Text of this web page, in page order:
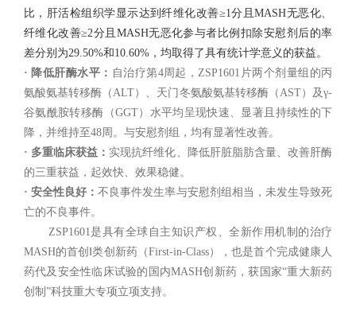
比，肝活检组织学显示达到纤维化改善≥1分且MASH无恶化、
纤维化改善≥2分且MASH无恶化参与者比例扣除安慰剂后的率
差分别为29.50%和10.60%，均取得了具有统计学意义的获益。
· 降低肝酶水平： 自治疗第4周起，ZSP1601片两个剂量组的丙
氨酸氨基转移酶（ALT）、天门冬氨酸氨基转移酶（AST）及γ-
谷氨酰胺转移酶（GGT）水平均呈现快速、显著且持续性的下
降，并维持至48周。与安慰剂组，均有显著性改善。
· 多重临床获益： 实现抗纤维化、降低肝脏脂肪含量、改善肝酶
的三重获益，起效快、效果稳健。
· 安全性良好：不良事件发生率与安慰剂组相当，未发生导致死
亡的不良事件。
ZSP1601是具有全球自主知识产权、全新作用机制的治疗
MASH的首创Ⅰ类创新药（First-in-Class），也是首个完成健康人
药代及安全性临床试验的国内MASH创新药，获国家“重大新药
创制”科技重大专项立项支持。